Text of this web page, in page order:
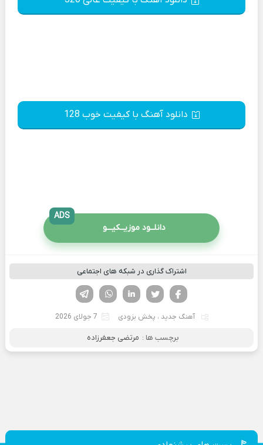
دانلود آهنگ با کیفیت خوب 128
دانلــود موزیــکیـــو
ADS
اشتراک گذاری در شبکه های اجتماعی
لینکدین تویتر
فیسوک
آهنگ جدید ، پخش بزودی 7 جولای 2026
برچسب ها : مرتضی جعفرزاده